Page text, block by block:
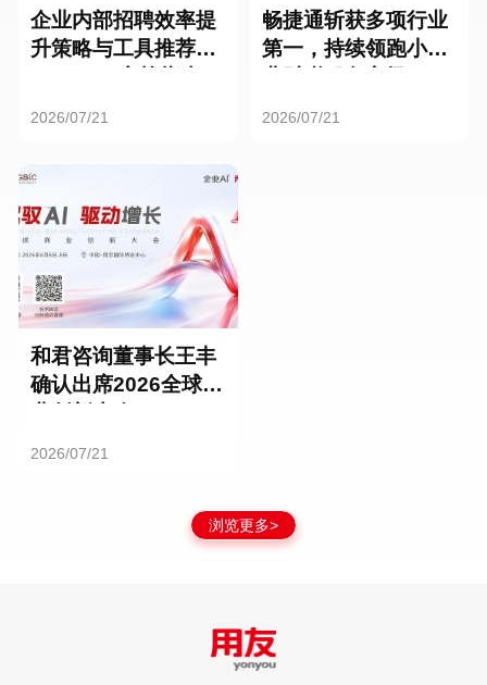
企业内部招聘效率提
升策略与工具推荐：
2026/07/21
畅捷通斩获多项行业
第一，持续领跑小微
2026/07/21
和君咨询董事长王丰
确认出席2026全球商
2026/07/21
浏览更多>